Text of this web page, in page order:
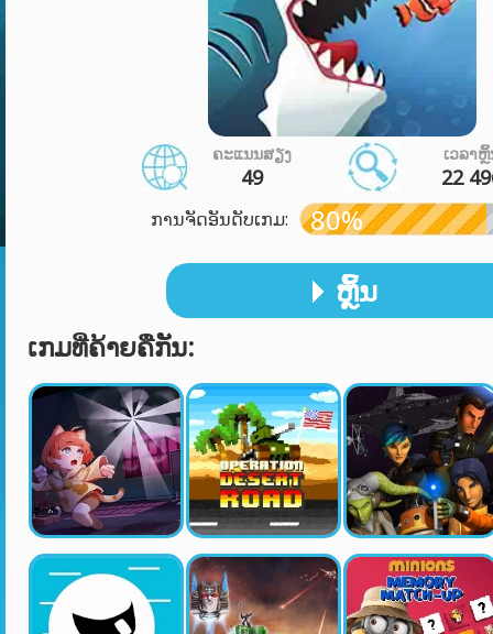
ຄະແນນສຽງ
49
ເວລາ
22
ການຈັດອັນດັບເກມ: 80%
ຫຼິ້ນ
ເກມທີ່ຄ້າຍຄືກັນ: